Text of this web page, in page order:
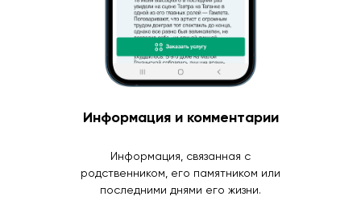
Информация и комментарии
Информация, связанная с
родственником, его памятником или
последними днями его жизни.